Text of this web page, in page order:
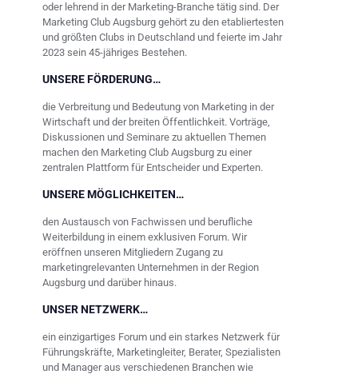
oder lehrend in der Marketing-Branche tätig sind. Der
Marketing Club Augsburg gehört zu den etabliertesten
und größten Clubs in Deutschland und feierte im Jahr
2023 sein 45-jähriges Bestehen.
UNSERE FÖRDERUNG…
die Verbreitung und Bedeutung von Marketing in der
Wirtschaft und der breiten Öffentlichkeit. Vorträge,
Diskussionen und Seminare zu aktuellen Themen
machen den Marketing Club Augsburg zu einer
zentralen Plattform für Entscheider und Experten.
UNSERE MÖGLICHKEITEN…
den Austausch von Fachwissen und berufliche
Weiterbildung in einem exklusiven Forum. Wir
eröffnen unseren Mitgliedern Zugang zu
marketingrelevanten Unternehmen in der Region
Augsburg und darüber hinaus.
UNSER NETZWERK…
ein einzigartiges Forum und ein starkes Netzwerk für
Führungskräfte, Marketingleiter, Berater, Spezialisten
und Manager aus verschiedenen Branchen wie